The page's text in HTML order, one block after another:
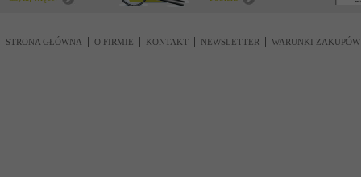
STRONA GŁÓWNA O FIRMIE KONTAKT NEWSLETTER WARUNKI ZAKUPÓW